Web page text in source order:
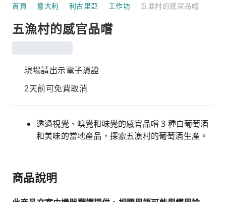
首頁 意大利 利古里亞 工作坊 五漁村的感官品嚐
五漁村的感官品嚐
現場請出示電子憑證
2天前可免費取消
透過視覺、嗅覺和味覺的感官品嚐 3 種白葡萄酒
和美味的當地產品，探索五漁村的葡萄酒生產。
商品說明